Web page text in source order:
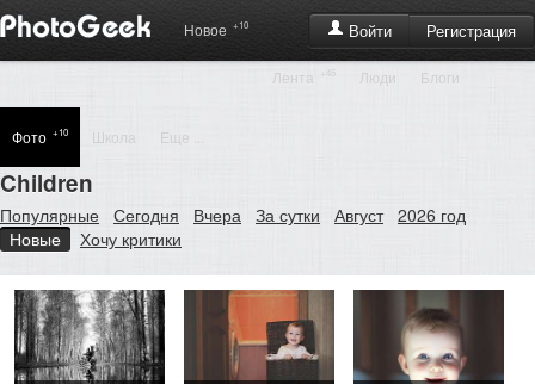
Войти Регистрация
Новое +10
Лента +45 Люди Блоги
Фото +10 Школа Еще ...
Children
Популярные Сегодня Вчера За сутки Август 2026 год
Новые
Хочу критики